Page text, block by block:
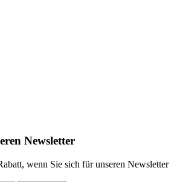
Newsletter
wenn Sie sich für unseren Newsletter